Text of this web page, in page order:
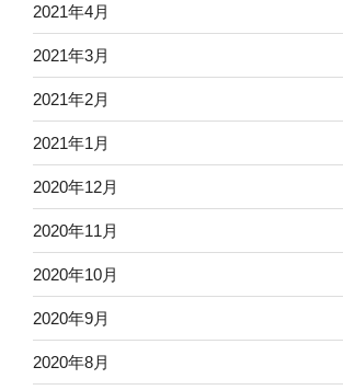
2021年4月
2021年3月
2021年2月
2021年1月
2020年12月
2020年11月
2020年10月
2020年9月
2020年8月